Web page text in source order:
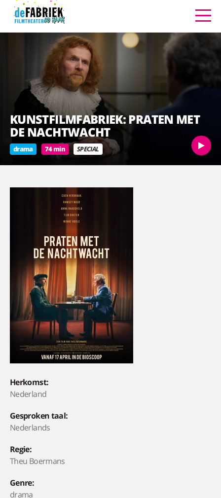
KUNSTFILMFABRIEK: PRATEN MET
DE NACHTWACHT
drama 74 min SPECIAL
Herkomst:
Nederland
Gesproken taal:
Nederlands
Regie:
Theu Boermans
Genre:
drama